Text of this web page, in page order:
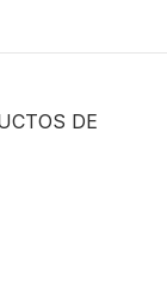
DE